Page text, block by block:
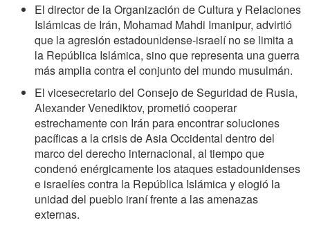
El director de la Organización de Cultura y Relaciones
Islámicas de Irán, Mohamad Mahdi Imanipur, advirtió
que la agresión estadounidense-israelí no se limita a
la República Islámica, sino que representa una guerra
más amplia contra el conjunto del mundo musulmán.
El vicesecretario del Consejo de Seguridad de Rusia,
Alexander Venediktov, prometió cooperar
estrechamente con Irán para encontrar soluciones
pacíficas a la crisis de Asia Occidental dentro del
marco del derecho internacional, al tiempo que
condenó enérgicamente los ataques estadounidenses
e israelíes contra la República Islámica y elogió la
unidad del pueblo iraní frente a las amenazas
externas.